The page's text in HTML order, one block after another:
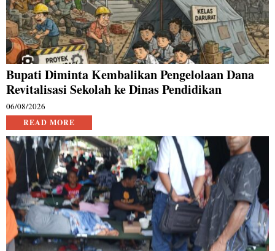
Bupati Diminta Kembalikan Pengelolaan Dana
Revitalisasi Sekolah ke Dinas Pendidikan
06/08/2026
READ MORE